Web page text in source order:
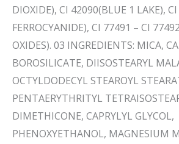
DIOXIDE), CI 42090(BLUE 1 LAKE),
FERROCYANIDE), CI 77491 – CI
OXIDES). 03 INGREDIENTS: MICA,
BOROSILICATE, DIISOSTEARYL
OCTYLDODECYL STEAROYL
PENTAERYTHRITYL
DIMETHICONE, CAPRYLYL GLYCOL,
PHENOXYETHANOL, MAGNESIUM